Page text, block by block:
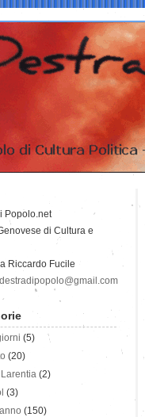
Popolo.net
di Cultura e
Riccardo Fucile
(5)
(20)
(2)
(3)
(150)